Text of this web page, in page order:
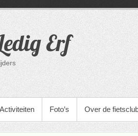
Erf
Activiteiten Foto’s Over de